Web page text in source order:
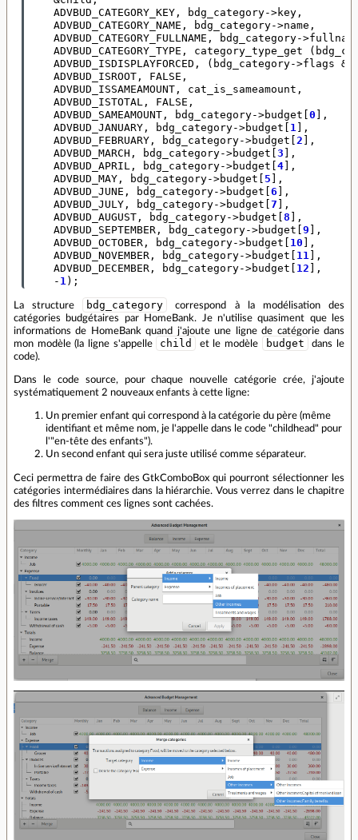
ADVBUD_CATEGORY_KEY , bdg_category->key ,
ADVBUD_CATEGORY_NAME , bdg_category->name ,
ADVBUD_CATEGORY_FULLNAME , bdg_category->
ADVBUD_CATEGORY_TYPE , category_type_get (
ADVBUD_ISDISPLAYFORCED , ( bdg_category->flags &
ADVBUD_ISROOT , FALSE ,
ADVBUD_ISSAMEAMOUNT , cat_is_sameamount ,
ADVBUD_ISTOTAL , FALSE ,
ADVBUD_SAMEAMOUNT , bdg_category->budget 0 ],
ADVBUD_JANUARY , bdg_category->budget 1 ],
ADVBUD_FEBRUARY , bdg_category->budget 2 ],
ADVBUD_MARCH , bdg_category->budget 3 ],
ADVBUD_APRIL , bdg_category->budget 4 ],
ADVBUD_MAY , bdg_category->budget 5 ],
ADVBUD_JUNE , bdg_category->budget 6 ],
ADVBUD_JULY , bdg_category->budget 7 ],
ADVBUD_AUGUST , bdg_category->budget 8 ],
ADVBUD_SEPTEMBER , bdg_category->budget 9 ],
ADVBUD_OCTOBER , bdg_category->budget 10 ],
ADVBUD_NOVEMBER , bdg_category->budget 11 ],
ADVBUD_DECEMBER , bdg_category->budget 12 ],
- 1);
La structure bdg_category
correspond à la modélisation des
catégories budgétaires par HomeBank. Je n'utilise quasiment que les
informations de HomeBank quand j'ajoute une ligne de catégorie dans
mon modèle (la ligne s'appelle
child et le modèle budget
dans le
code).
Dans le code source, pour chaque nouvelle catégorie crée, j'ajoute
systématiquement 2 nouveaux enfants à cette ligne:
Un premier enfant qui correspond à la catégorie du père (même
identifiant et même nom, je l'appelle dans le code "childhead" pour
l'"en-tête des enfants").
Un second enfant qui sera juste utilisé comme séparateur.
Ceci permettra de faire des GtkComboBox qui pourront sélectionner les
catégories intermédiaires dans la hiérarchie. Vous verrez dans le chapitre
des filtres comment ces lignes sont cachées.